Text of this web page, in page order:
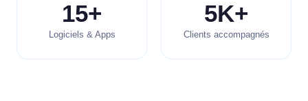
15+
Logiciels & Apps
5K+
Clients accompagnés